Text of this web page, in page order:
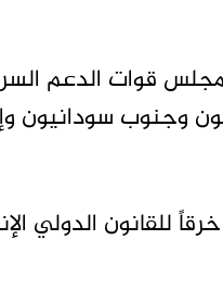
قوات الدعم
وجنوب سودانيون
للقانون الدولي